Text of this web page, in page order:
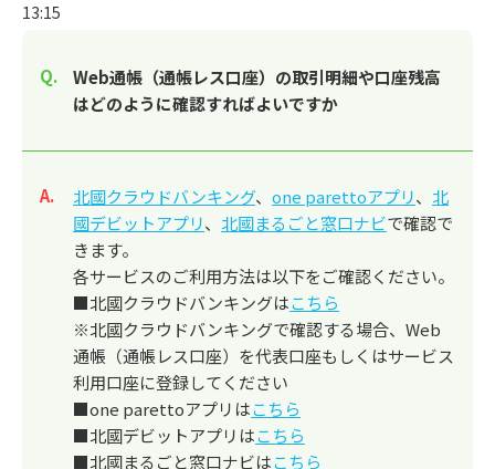
13:15
Web通帳（通帳レス口座）の取引明細や口座残高
はどのように確認すればよいですか
回答
北國クラウドバンキング、 one parettoアプリ、 北
國デビットアプリ、 北國まるごと窓口ナビで確認で
きます。
各サービスのご利用方法は以下をご確認ください。
■北國クラウドバンキングはこちら
※北國クラウドバンキングで確認する場合、Web
通帳（通帳レス口座）を代表口座もしくはサービス
利用口座に登録してください
■one parettoアプリはこちら
■北國デビットアプリはこちら
■北國まるごと窓口ナビはこちら